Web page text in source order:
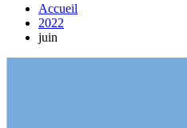
Accueil
2022
juin